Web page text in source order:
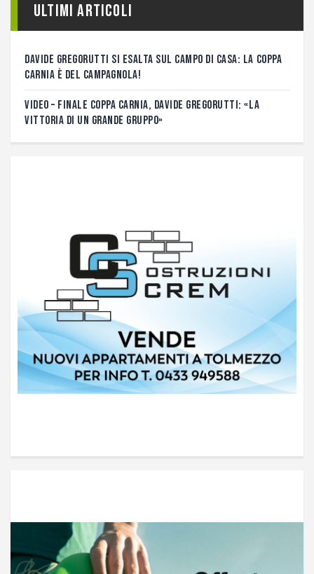
Ultimi articoli
DAVIDE GREGORUTTI SI ESALTA SUL CAMPO DI CASA: LA COPPA
CARNIA È DEL CAMPAGNOLA!
VIDEO – FINALE COPPA CARNIA, DAVIDE GREGORUTTI: «LA
VITTORIA DI UN GRANDE GRUPPO»